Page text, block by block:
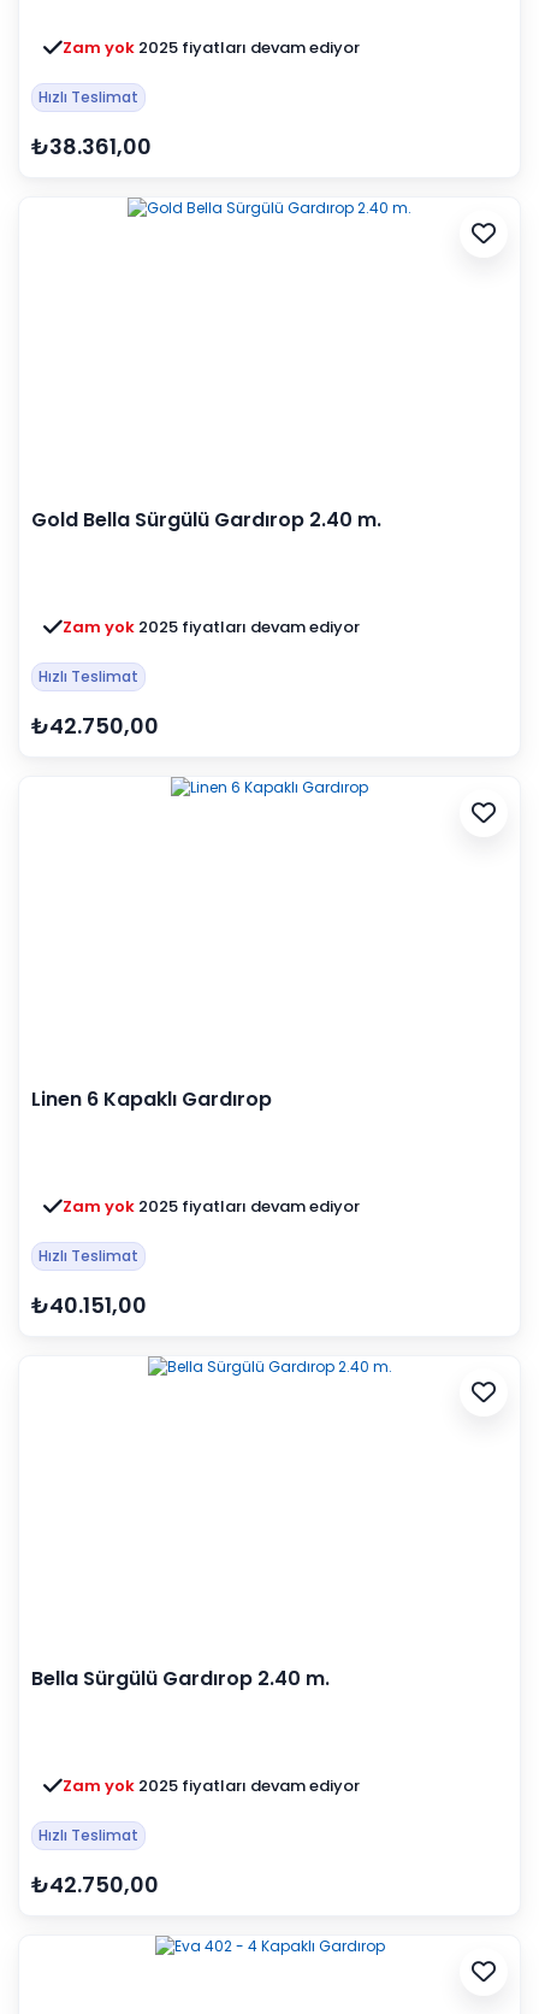
Zam yok 2025 fiyatları devam ediyor
Hızlı Teslimat
₺38.361,00
Gold Bella Sürgülü Gardırop 2.40 m.
Zam yok 2025 fiyatları devam ediyor
Hızlı Teslimat
₺42.750,00
Linen 6 Kapaklı Gardırop
Zam yok 2025 fiyatları devam ediyor
Hızlı Teslimat
₺40.151,00
Bella Sürgülü Gardırop 2.40 m.
Zam yok 2025 fiyatları devam ediyor
Hızlı Teslimat
₺42.750,00